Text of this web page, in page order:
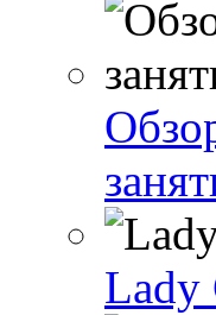
Lady